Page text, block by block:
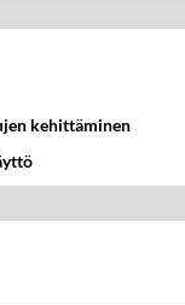
kehittäminen